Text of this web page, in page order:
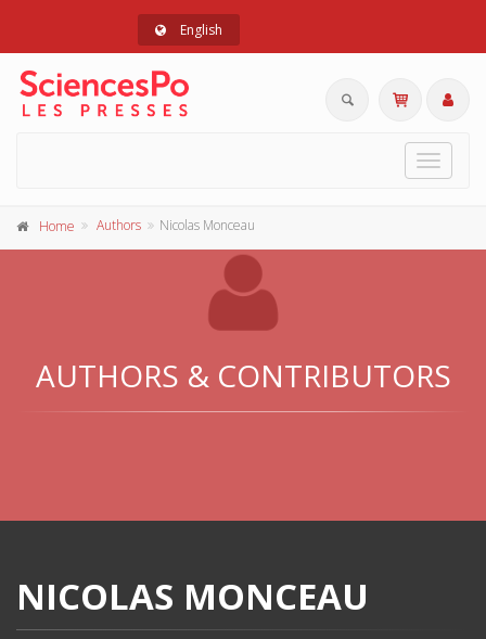
English
Toggle
Home Authors Nicolas Monceau
AUTHORS & CONTRIBUTORS
NICOLAS MONCEAU